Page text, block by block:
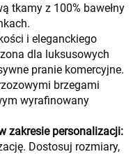
tkamy z 100% bawełny
i eleganckiego
dla luksusowych
pranie komercyjne.
brzegami
wyrafinowany
zakresie personalizacji:
Dostosuj rozmiary,